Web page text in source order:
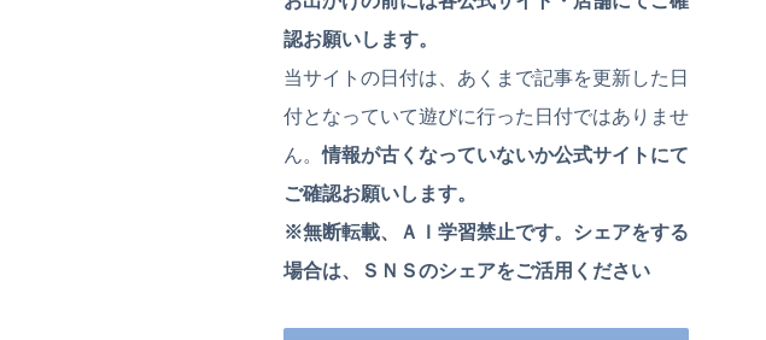
認お願いします。
当サイトの日付は、あくまで記事を更新した日
付となっていて遊びに行った日付ではありませ
ん。情報が古くなっていないか公式サイトにて
ご確認お願いします。
※無断転載、ＡＩ学習禁止です。シェアをする
場合は、ＳＮＳのシェアをご活用ください